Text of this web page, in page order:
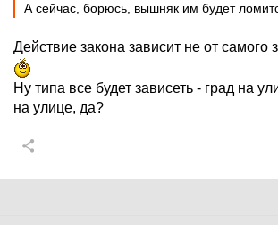
А сейчас, борюсь, вышняк им будет
Действие закона зависит не от самого
Ну типа все будет зависеть - град на
на улице, да?